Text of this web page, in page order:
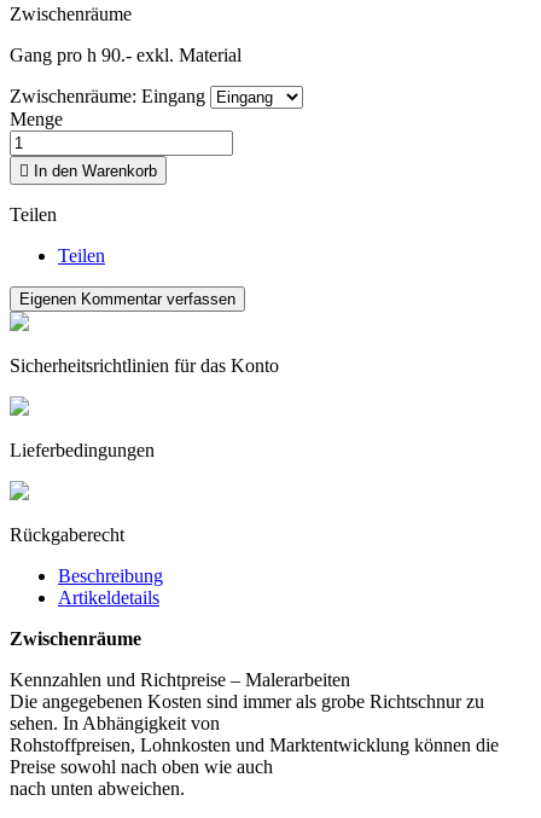
Zwischenräume
Gang pro h 90.- exkl. Material
Zwischenräume: Eingang
Menge
 In den Warenkorb
Teilen
Teilen
Eigenen Kommentar verfassen
Sicherheitsrichtlinien für das Konto
Lieferbedingungen
Rückgaberecht
Beschreibung
Artikeldetails
Zwischenräume
Kennzahlen und Richtpreise – Malerarbeiten
Die angegebenen Kosten sind immer als grobe Richtschnur zu
sehen. In Abhängigkeit von
Rohstoffpreisen, Lohnkosten und Marktentwicklung können die
Preise sowohl nach oben wie auch
nach unten abweichen.